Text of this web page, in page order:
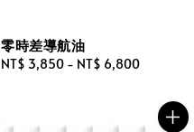
零時差導航油
Regular
NT$ 3,850 - NT$ 6,800